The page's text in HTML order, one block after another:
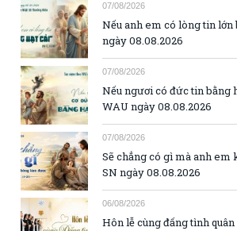
07/08/2026
Nếu anh em có lòng tin lớn
ngày 08.08.2026
07/08/2026
Nếu ngươi có đức tin bằng
WAU ngày 08.08.2026
07/08/2026
Sẽ chẳng có gì mà anh
SN ngày 08.08.2026
06/08/2026
Hôn lễ cùng đấng tình quân